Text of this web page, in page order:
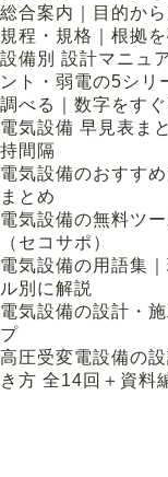
総合案内｜目的か
規程・規格｜根拠
設備別 設計マニュ
ント・弱電の5シリ
調べる｜数字をす
電気設備 早見表ま
持間隔
電気設備のおすす
まとめ
電気設備の無料ツ
（セコサポ）
電気設備の用語集
ル別に解説
電気設備の設計・
プ
高圧受変電設備の
き方 全14回＋資料